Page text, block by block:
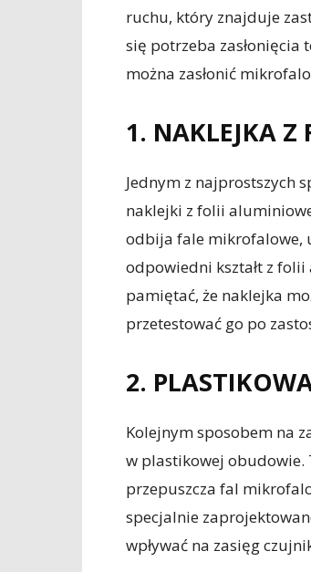
ruchu, który znajduje
się potrzeba
można zasłonić
1. NAKLEJKA Z
Jednym z najprostszych
naklejki z folii
odbija fale mikrofalowe,
odpowiedni kształt z
pamiętać, że naklejka
przetestować go po
2.
Kolejnym sposobem na
w plastikowej obudowie.
przepuszcza fal
specjalnie
wpływać na zasięg